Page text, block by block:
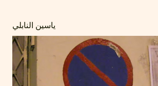
ياسين النابلي